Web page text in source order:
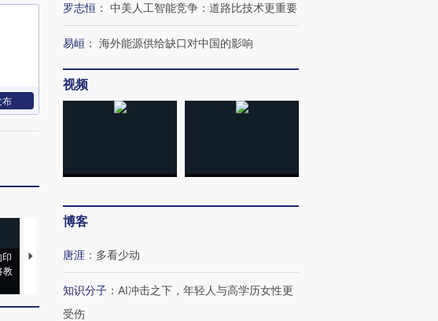
布
印
教
视线｜“入侵”还是“人道危
机”？难民潮撕裂西班牙
飞地休达
128毫米 紧急转移近
4000人
雨 3小时累计雨量超80毫
米
罗志恒 ： 中美人工智能竞争：道路比技术更重要
易峘 ： 海外能源供给缺口对中国的影响
视频
博客
唐涯 ： 多看少动
知识分子 ： AI冲击之下，年轻人与高学历女性更
受伤